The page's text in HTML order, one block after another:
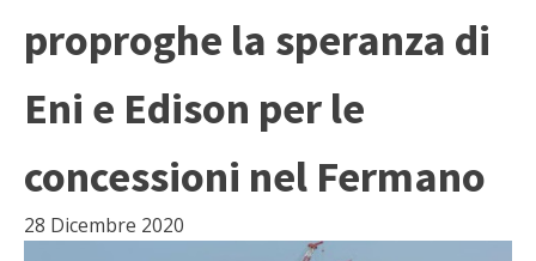
proproghe la speranza di
Eni e Edison per le
concessioni nel Fermano
28 Dicembre 2020